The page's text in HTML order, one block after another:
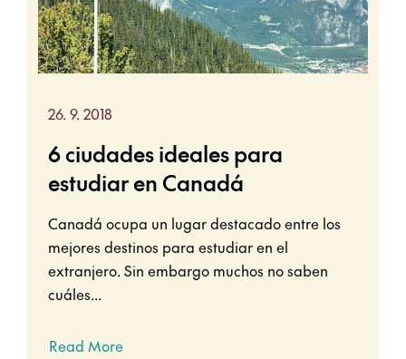
26. 9. 2018
6 ciudades ideales para
estudiar en Canadá
Canadá ocupa un lugar destacado entre los
mejores destinos para estudiar en el
extranjero. Sin embargo muchos no saben
cuáles...
Read More